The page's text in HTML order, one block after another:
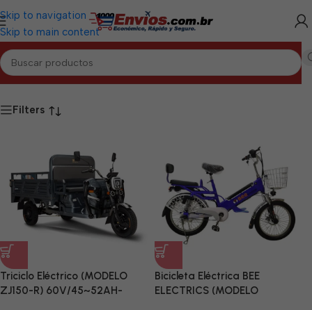
Skip to navigation
Skip to main content
SPÍRITUS/Motos y Bicicletas Eléctricas Sancti Spíritus
Filters
Triciclo Eléctrico (MODELO
ZJ150-R) 60V/45~52AH-
Bicicleta Eléctrica BEE
ELECTRICS (MODELO